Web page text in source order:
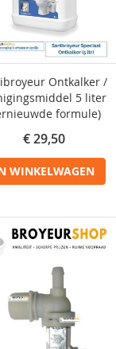
Ontkalker /
5 liter
formule)
€ 29,50
WINKELWAGEN